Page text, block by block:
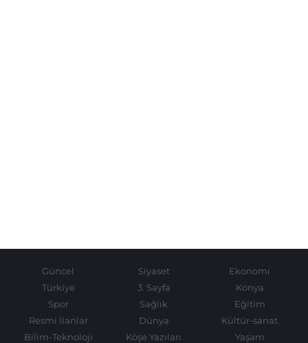
Güncel Siyaset
Ekonomi
Türkiye
3. Sayfa
Konya
Spor
Sağlık
Eğitim
Resmi İlanlar
Dünya
Kültür-sanat
Bilim-Teknoloji
Köşe Yazıları Yaşam